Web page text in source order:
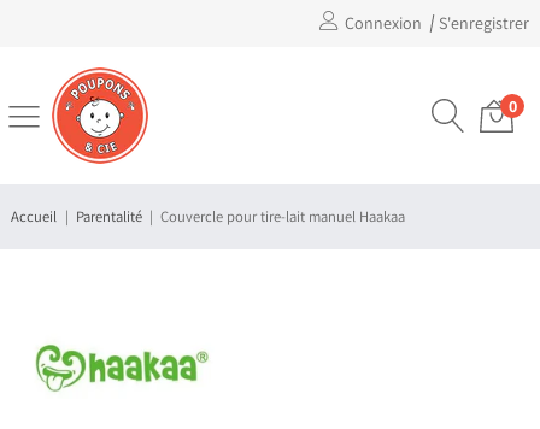
Connexion S'enregistrer
0
Accueil Parentalité Couvercle pour tire-lait manuel Haakaa